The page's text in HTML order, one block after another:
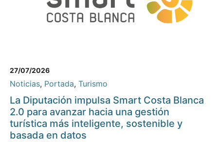
27/07/2026
Noticias, Portada, Turismo
La Diputación impulsa Smart Costa Blanca
2.0 para avanzar hacia una gestión
turística más inteligente, sostenible y
basada en datos